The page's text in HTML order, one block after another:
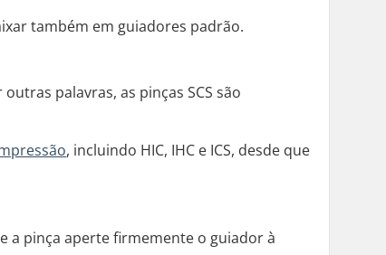
também em guiadores padrão.
palavras, as pinças SCS são
, incluindo HIC, IHC e ICS, desde que
a pinça aperte firmemente o guiador à